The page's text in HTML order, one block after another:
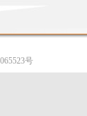
号